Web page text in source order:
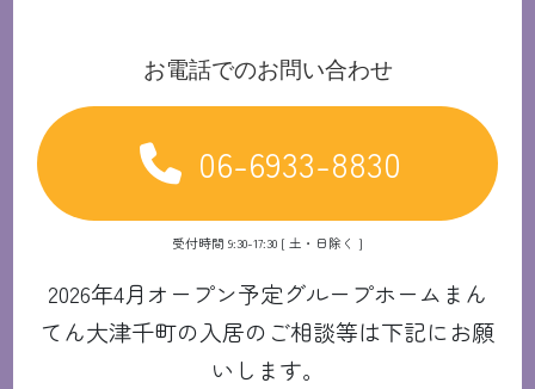
お電話でのお問い合わせ
06-6933-8830
受付時間 9:30-17:30 [ 土・日除く ]
2026年4月オープン予定グループホームまん
てん大津千町の入居のご相談等は下記にお願
いします。